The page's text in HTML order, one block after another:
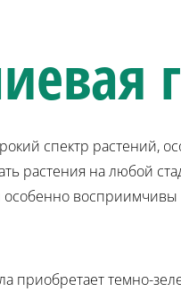
спектр растений,
растения на любой
восприимчивы
приобретает темно-